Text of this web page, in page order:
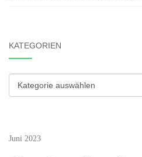
KATEGORIEN
Kategorien
Juni 2023